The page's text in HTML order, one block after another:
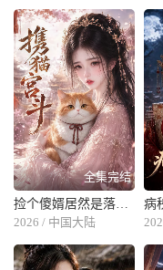
全集完结
2026 / 中国大陆